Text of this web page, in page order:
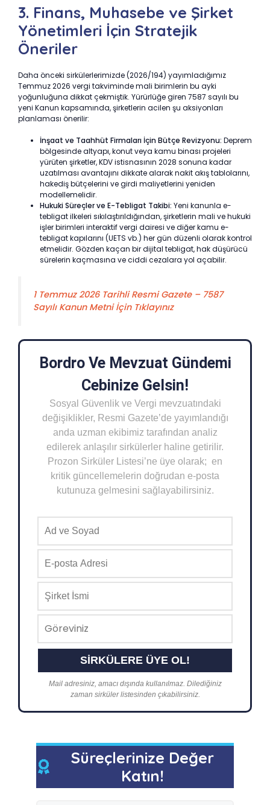
3. Finans, Muhasebe ve Şirket
Yönetimleri İçin Stratejik
Öneriler
Daha önceki sirkülerlerimizde (2026/194) yayımladığımız
Temmuz 2026 vergi takviminde mali birimlerin bu ayki
yoğunluğuna dikkat çekmiştik. Yürürlüğe giren 7587 sayılı bu
yeni Kanun kapsamında, şirketlerin acilen şu aksiyonları
planlaması önerilir:
İnşaat ve Taahhüt Firmaları İçin Bütçe Revizyonu: Deprem
bölgesinde altyapı, konut veya kamu binası projeleri
yürüten şirketler, KDV istisnasının 2028 sonuna kadar
uzatılması avantajını dikkate alarak nakit akış tablolarını,
hakediş bütçelerini ve girdi maliyetlerini yeniden
modellemelidir.
Hukuki Süreçler ve E-Tebligat Takibi: Yeni kanunla e-
tebligat ilkeleri sıkılaştırıldığından, şirketlerin mali ve hukuki
işler birimleri interaktif vergi dairesi ve diğer kamu e-
tebligat kapılarını (UETS vb.) her gün düzenli olarak kontrol
etmelidir. Gözden kaçan bir dijital tebligat, hak düşürücü
sürelerin kaçmasına ve ciddi cezalara yol açabilir.
1 Temmuz 2026 Tarihli Resmi Gazete – 7587
Sayılı Kanun Metni İçin Tıklayınız
Bordro Ve Mevzuat Gündemi
Cebinize Gelsin!
Sosyal Güvenlik ve Vergi mevzuatındaki
değişiklikler, Resmi Gazete’de yayımlandığı
anda uzman ekibimiz tarafından analiz
edilerek anlaşılır sirkülerler haline getirilir.
Prozon Sirküler Listesi’ne üye olarak; en
kritik güncellemelerin doğrudan e-posta
kutunuza gelmesini sağlayabilirsiniz.
Mail adresiniz, amacı dışında kullanılmaz. Dilediğiniz
zaman sirküler listesinden çıkabilirsiniz.
Süreçlerinize Değer
Katın!